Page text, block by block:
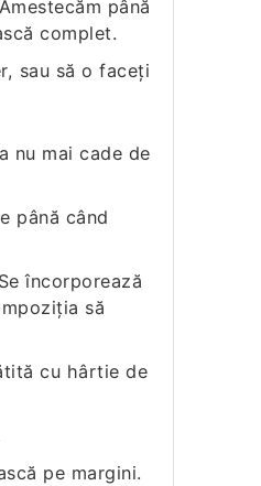
până
complet.
sau să o faceţi
nu mai cade de
până când
încorporează
să
cu hârtie de
pe margini.